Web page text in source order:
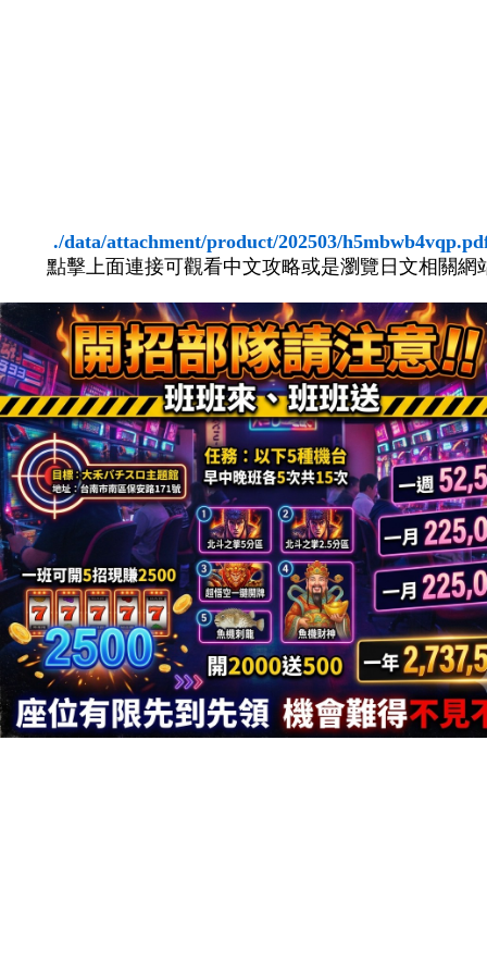
./data/attachment/product/202503/
點擊上面連接可觀看中文攻略或是瀏覽日文相關網